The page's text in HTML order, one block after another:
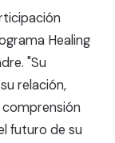
Healing
"Su
relación,
futuro de su